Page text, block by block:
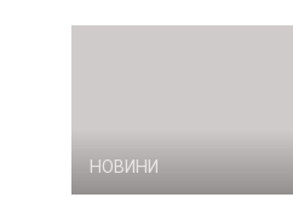
НОВИНИ